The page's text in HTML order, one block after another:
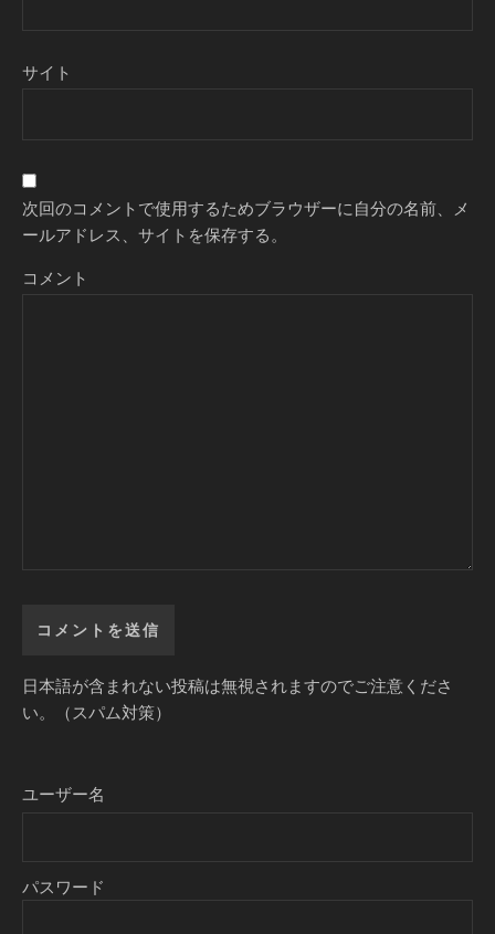
サイト
次回のコメントで使用するためブラウザーに自分の名前、メ
ールアドレス、サイトを保存する。
コメント
日本語が含まれない投稿は無視されますのでご注意くださ
い。（スパム対策）
ユーザー名
パスワード